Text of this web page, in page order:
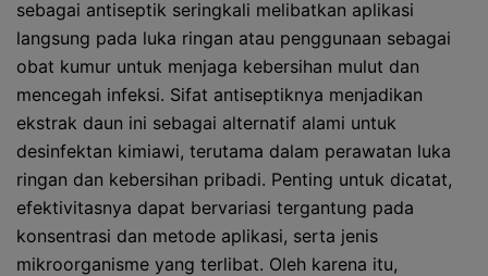
sebagai antiseptik seringkali melibatkan aplikasi
langsung pada luka ringan atau penggunaan sebagai
obat kumur untuk menjaga kebersihan mulut dan
mencegah infeksi. Sifat antiseptiknya menjadikan
ekstrak daun ini sebagai alternatif alami untuk
desinfektan kimiawi, terutama dalam perawatan luka
ringan dan kebersihan pribadi. Penting untuk dicatat,
efektivitasnya dapat bervariasi tergantung pada
konsentrasi dan metode aplikasi, serta jenis
mikroorganisme yang terlibat. Oleh karena itu,